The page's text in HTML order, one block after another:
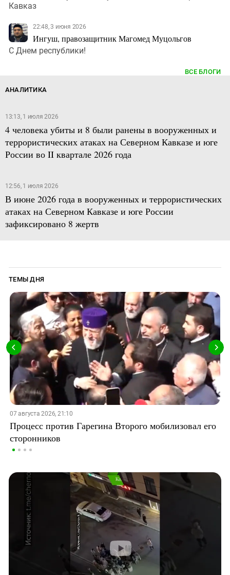
Кавказ
22:48, 3 июня 2026
Ингуш, правозащитник Магомед Муцольгов
С Днем республики!
ВСЕ БЛОГИ
АНАЛИТИКА
13:13, 1 июля 2026
4 человека убиты и 8 были ранены в вооруженных и
террористических атаках на Северном Кавказе и юге
России во II квартале 2026 года
12:56, 1 июля 2026
В июне 2026 года в вооруженных и террористических
атаках на Северном Кавказе и юге России
зафиксировано 8 жертв
ТЕМЫ ДНЯ
07 августа 2026, 21:10
Процесс против Гарегина Второго мобилизовал его
сторонников